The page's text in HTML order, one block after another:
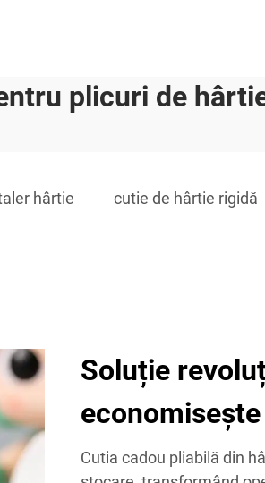
plicuri de
hârtie cutie de hârtie rigidă
Soluție
Cutia cadou pliabilă din